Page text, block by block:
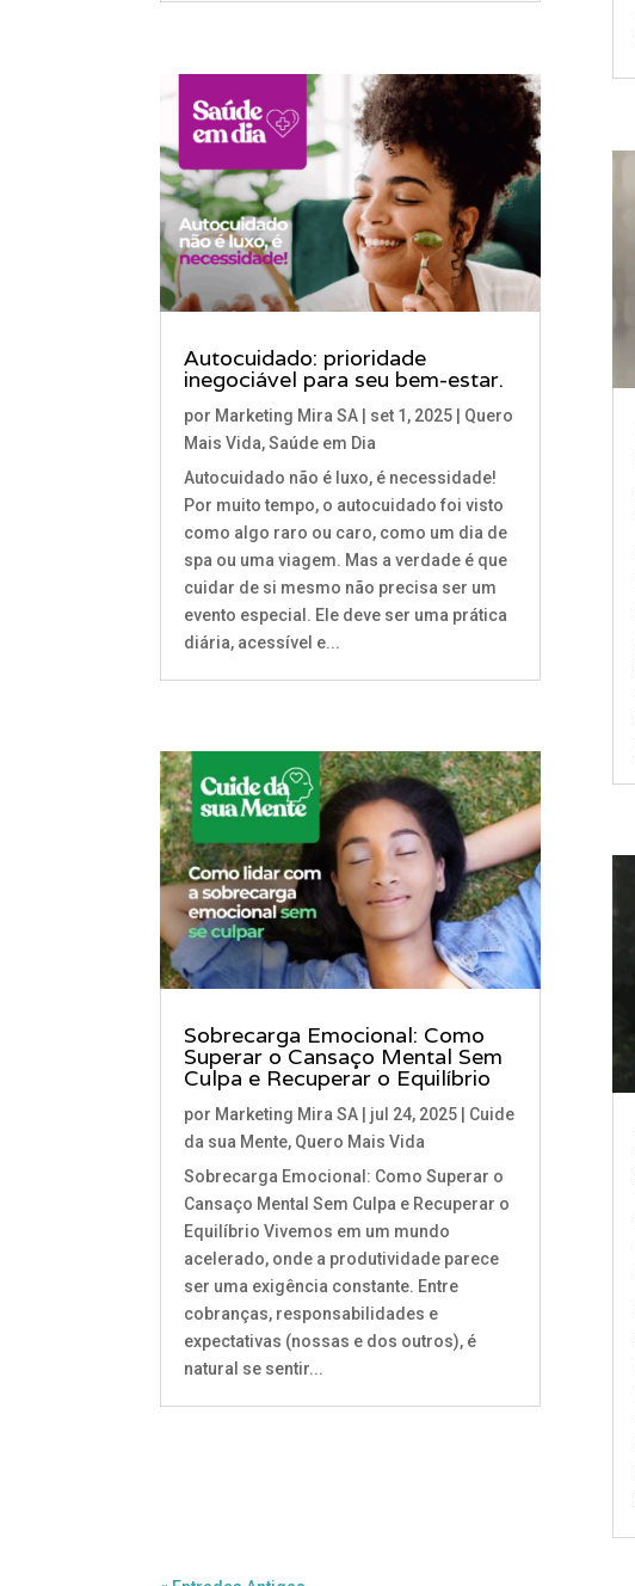
Autocuidado: prioridade
inegociável para seu bem-estar.
por Marketing Mira SA set 1, 2025
Quero
Mais Vida,Saúde em Dia
Autocuidado não é luxo, é necessidade!
Por muito tempo, o autocuidado foi visto
como algo raro ou caro, como um dia de
spa ou uma viagem. Mas a verdade é que
cuidar de si mesmo não precisa ser um
evento especial. Ele deve ser uma prática
diária, acessível e...
Sobrecarga Emocional: Como
Superar o Cansaço Mental Sem
Culpa e Recuperar o Equilíbrio
por Marketing Mira SA jul 24, 2025
Cuide
da sua Mente, Quero Mais Vida
Sobrecarga Emocional: Como Superar o
Cansaço Mental Sem Culpa e Recuperar o
Equilíbrio Vivemos em um mundo
acelerado, onde a produtividade parece
ser uma exigência constante. Entre
cobranças, responsabilidades e
expectativas (nossas e dos outros), é
natural se sentir...